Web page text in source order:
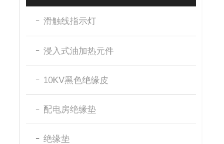
滑触线指示灯
浸入式油加热元件
10KV黑色绝缘皮
配电房绝缘垫
绝缘垫